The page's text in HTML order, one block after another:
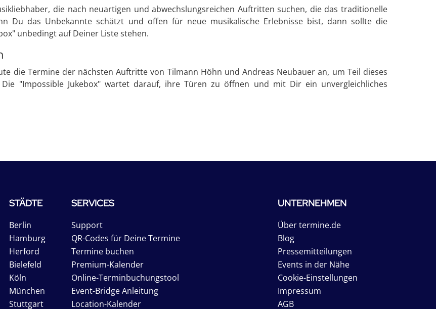
die nach neuartigen und abwechslungsreichen Auftritten suchen, die das traditionelle
Du das Unbekannte schätzt und offen für neue musikalische Erlebnisse bist, dann sollte die
unbedingt auf Deiner Liste stehen.
die Termine der nächsten Auftritte von Tilmann Höhn und Andreas Neubauer an, um Teil dieses
"Impossible Jukebox" wartet darauf, ihre Türen zu öffnen und mit Dir ein unvergleichliches
STÄDTE
Berlin
Hamburg
Herford
Bielefeld
Köln
München
Stuttgart
SERVICES
Support
QR-Codes für Deine Termine
Termine buchen
Premium-Kalender
Online-Terminbuchungstool
Event-Bridge Anleitung
Location-Kalender
UNTERNEHMEN
Über termine.de
Blog
Pressemitteilungen
Events in der Nähe
Cookie-Einstellungen
Impressum
AGB